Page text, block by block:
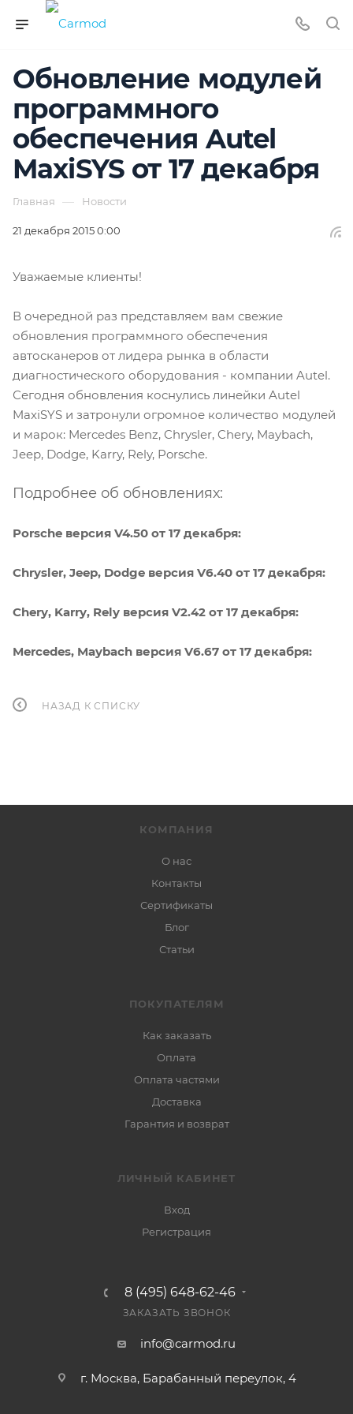
Обновление модулей
программного
обеспечения Autel
MaxiSYS от 17 декабря
Главная — Новости
21 декабря 2015 0:00
Уважаемые клиенты!
В очередной раз представляем вам свежие
обновления программного обеспечения
автосканеров от лидера рынка в области
диагностического оборудования - компании Autel.
Сегодня обновления коснулись линейки Autel
MaxiSYS и затронули огромное количество модулей
и марок: Mercedes Benz, Chrysler, Chery, Maybach,
Jeep, Dodge, Karry, Rely, Porsche.
Подробнее об обновлениях:
Porsche версия V4.50 от 17 декабря:
Chrysler, Jeep, Dodge версия V6.40 от 17 декабря:
Chery, Karry, Rely версия V2.42 от 17 декабря:
Mercedes, Maybach версия V6.67 от 17 декабря:
НАЗАД К СПИСКУ
КОМПАНИЯ
О нас
Контакты
Сертификаты
Блог
Статьи
ПОКУПАТЕЛЯМ
Как заказать
Оплата
Оплата частями
Доставка
Гарантия и возврат
ЛИЧНЫЙ КАБИНЕТ
Вход
Регистрация
8 (495) 648-62-46
ЗАКАЗАТЬ ЗВОНОК
info@carmod.ru
г. Москва, Барабанный переулок, 4